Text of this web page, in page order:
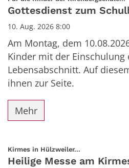
Gottesdienst zum
10. Aug. 2026 8:00
Am Montag, dem
Kinder mit der Einschulung
Lebensabschnitt. Auf
ihnen zur Seite.
Mehr
Kirmes in Hülzweiler...
Heilige Messe am